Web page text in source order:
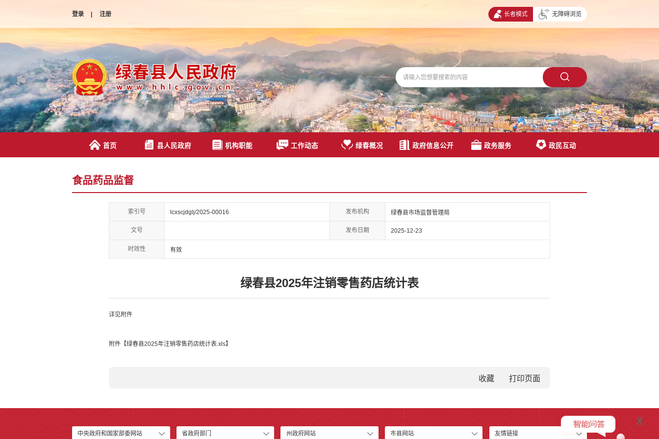
登录 | 注册 长者模式 无障碍浏览
首页 县人民政府 机构职能 工作动态 绿春概况 政府信息公开 政务服务 政民互动
食品药品监督
索引号 lcxscjdglj/2025-00016 发布机构 绿春县市场监督管理局
文号 发布日期 2025-12-23
时效性 有效
绿春县2025年注销零售药店统计表
详见附件
附件【绿春县2025年注销零售药店统计表.xls】
收藏
中央政府和国家部委网站 省政府部门 州政府网站 市县网站 友情链接
x